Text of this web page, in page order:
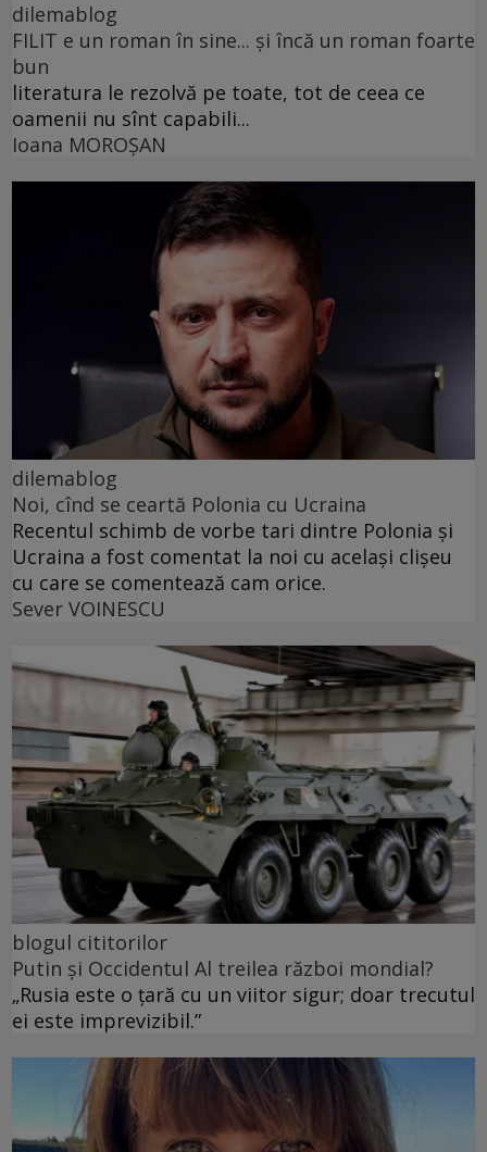
dilemablog
FILIT e un roman în sine... și încă un roman foarte
bun
literatura le rezolvă pe toate, tot de ceea ce
oamenii nu sînt capabili...
Ioana MOROȘAN
dilemablog
Noi, cînd se ceartă Polonia cu Ucraina
Recentul schimb de vorbe tari dintre Polonia și
Ucraina a fost comentat la noi cu același clișeu
cu care se comentează cam orice.
Sever VOINESCU
blogul cititorilor
Putin și Occidentul Al treilea război mondial?
„Rusia este o țară cu un viitor sigur; doar trecutul
ei este imprevizibil.”